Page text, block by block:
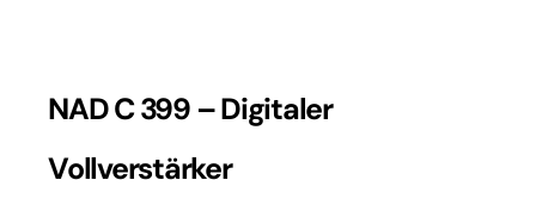
NAD C 399 – Digitaler
Vollverstärker